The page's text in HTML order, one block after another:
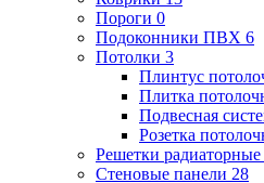
Пороги 0
Подоконники ПВХ 6
Потолки 3
Плинтус
Плитка
Подвесная
Розетка
Решетки радиаторные
Стеновые панели 28